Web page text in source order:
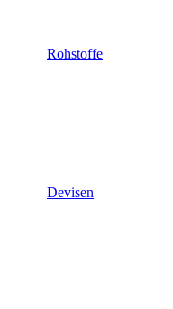
Rohstoffe
Devisen